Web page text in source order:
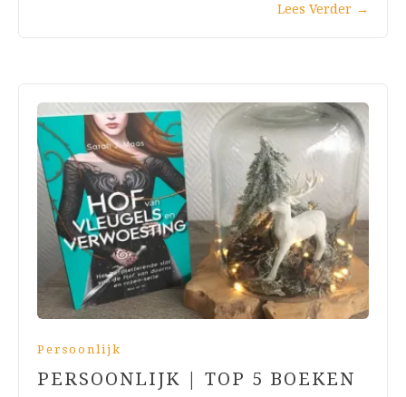
Lees Verder →
Persoonlijk
PERSOONLIJK | TOP 5 BOEKEN